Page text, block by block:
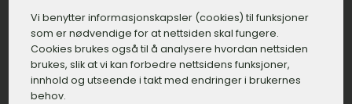
Konkret priseksempel på gravstein
med tilvalg i Frekhaug
Gravstein:
Vi benytter informasjons­kapsler (cookies) til funksjoner
som er nødvendige for at nettsiden skal fungere.
Cookies brukes også til å analysere hvordan nettsiden
brukes, slik at vi kan forbedre nettsidens funksjoner,
innhold og utseende i takt med endringer i brukernes
behov.